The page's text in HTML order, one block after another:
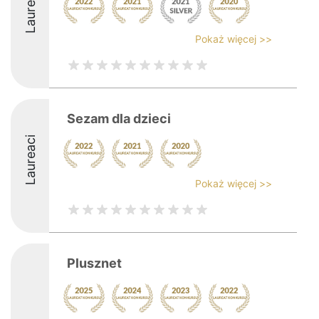
Pokaż więcej >>
Laureaci
Sezam dla dzieci
Pokaż więcej >>
Plusznet